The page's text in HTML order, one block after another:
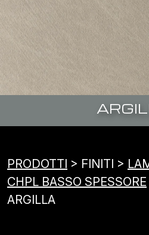
PRODOTTI > FINITI >
CHPL BASSO SPESSORE
ARGILLA